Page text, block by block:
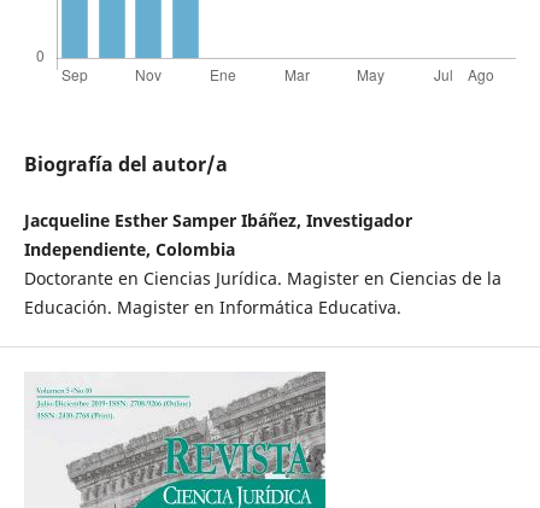
Biografía del autor/a
Jacqueline Esther Samper Ibáñez, Investigador
Independiente, Colombia
Doctorante en Ciencias Jurídica. Magister en Ciencias de la
Educación. Magister en Informática Educativa.